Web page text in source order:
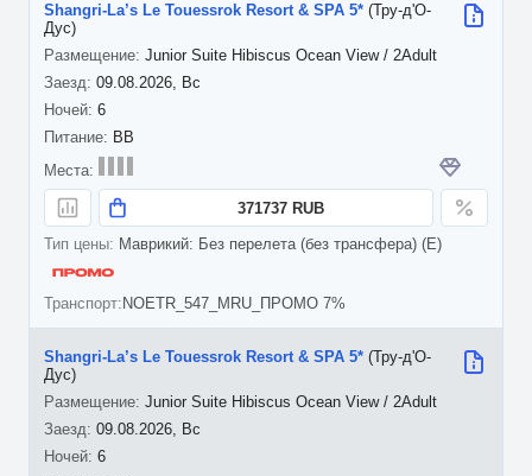
09.08.2026, Вс
6
Shangri-La’s Le Touessrok Resort & SPA 5* (Тру-д'О-
Дус)
Junior Suite Hibiscus Ocean View / 2Adult
BB
371737 RUB
Маврикий: Без перелета (без трансфера) (E)
NOETR_547_MRU_ПРОМО 7%
09.08.2026, Вс
6
Shangri-La’s Le Touessrok Resort & SPA 5* (Тру-д'О-
Дус)
Junior Suite Hibiscus Ocean View / 2Adult